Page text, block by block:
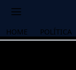
HOME POLÍTICA